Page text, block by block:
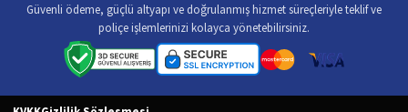
Güvenli ödeme, güçlü altyapı ve doğrulanmış hizmet süreçleriyle teklif ve
poliçe işlemlerinizi kolayca yönetebilirsiniz.